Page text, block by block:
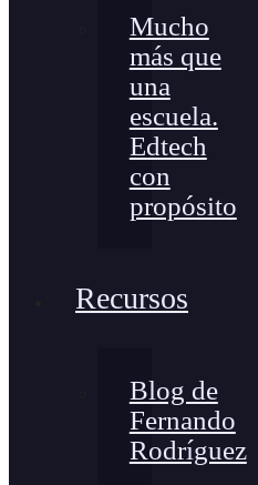
Mucho
más que
una
escuela.
Edtech
con
propósito
Recursos
Blog de
Fernando
Rodríguez